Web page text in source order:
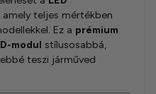
amely teljes mértékben
Ez a prémium
modul stílusosabbá,
teszi járműved